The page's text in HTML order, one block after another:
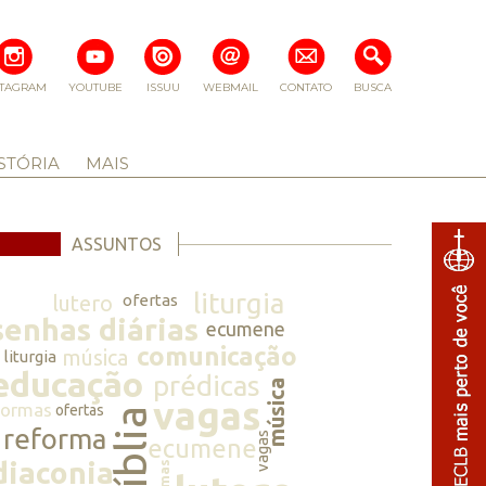
BUSCA
CONTATO
WEBMAIL
ISSUU
YOUTUBE
MAIS
ASSUNTOS
lutero ofertas liturgia
diárias ecumene
liturgia música comunicação
prédicasmúsica
ofertasbíbliavagas
reforma ecumenevagas